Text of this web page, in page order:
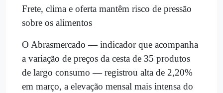
Frete, clima e oferta mantêm risco de pressão
sobre os alimentos
O Abrasmercado — indicador que acompanha
a variação de preços da cesta de 35 produtos
de largo consumo — registrou alta de 2,20%
em março, a elevação mensal mais intensa do